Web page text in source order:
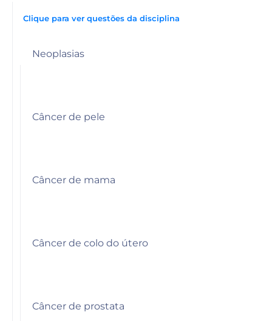
Clique para ver questões da disciplina
Neoplasias
Câncer de pele
Câncer de mama
Câncer de colo do útero
Câncer de prostata